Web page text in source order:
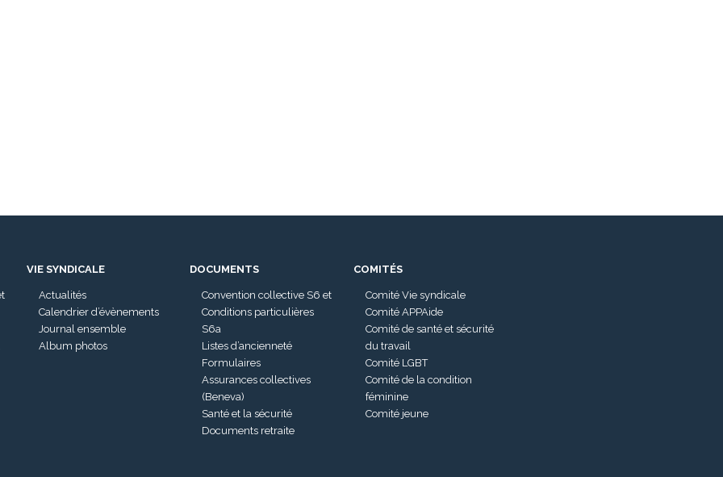
VIE SYNDICALE
Actualités
Calendrier d’évènements
Journal ensemble
Album photos
DOCUMENTS
Convention collective S6 et
Conditions particulières
S6a
Listes d’ancienneté
Formulaires
Assurances collectives
(Beneva)
Santé et la sécurité
Documents retraite
COMITÉS
Comité Vie syndicale
Comité APPAide
Comité de santé et sécurité
du travail
Comité LGBT
Comité de la condition
féminine
Comité jeune